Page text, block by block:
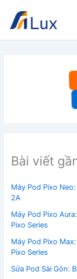
dung
Bài viết
Máy Pod Pixo
2A
Máy Pod Pixo
Pixo Series
Máy Pod Pixo
Pixo Series
Sửa Pod Sài Gòn: